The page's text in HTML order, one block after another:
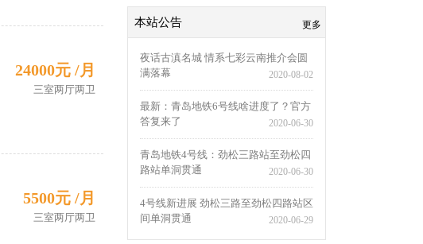
24000元 /月
三室两厅两卫
5500元 /月
三室两厅两卫
本站公告 更多
夜话古滇名城 情系七彩云南推介会圆
满落幕
2020-08-02
最新：青岛地铁6号线啥进度了？官方
答复来了
2020-06-30
青岛地铁4号线：劲松三路站至劲松四
路站单洞贯通
2020-06-30
4号线新进展 劲松三路至劲松四路站区
间单洞贯通
2020-06-29